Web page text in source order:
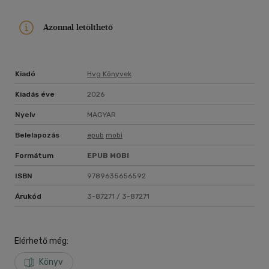
elsajátítjuk a feldolgozására alkalmas módszereket,
megtapasztalhatjuk, milyen szabadon továbblépni az
Azonnal letölthető
Kiadó Hvg Könyvek
Kiadás éve 2026
Nyelv MAGYAR
Belelapozás epub mobi
Formátum EPUB MOBI
ISBN 9789635656592
Árukód 3-87271 / 3-87271
Elérhető még:
Könyv